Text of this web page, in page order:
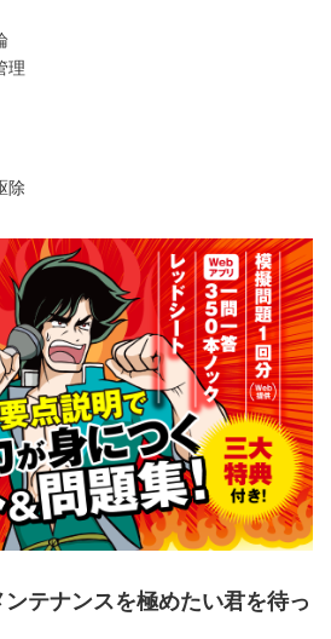
理
除
テナンスを極めたい君を待っ